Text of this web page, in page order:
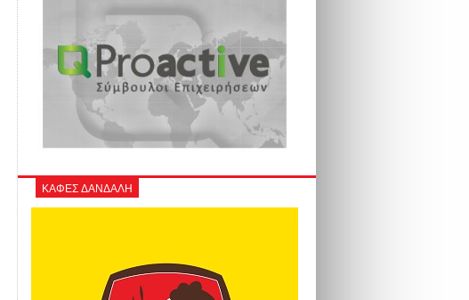
ΚΑΦΕΣ ΔΑΝΔΑΛΗ